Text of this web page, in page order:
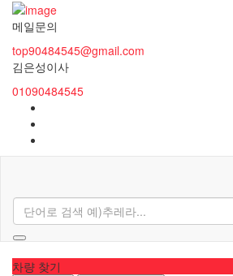
메일문의
top90484545@gmail.com
김은성이사
01090484545
차량 찾기